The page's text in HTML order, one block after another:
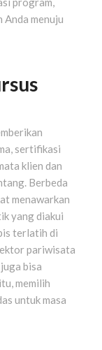
Anda menuju
sertifikasi
klien dan
Berbeda
menawarkan
yang diakui
terlatih di
pariwisata
bisa
memilih
untuk masa